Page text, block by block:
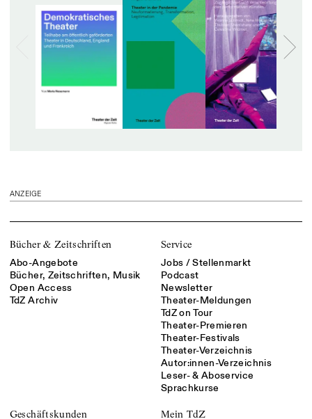
ANZEIGE
Bücher & Zeitschriften
Abo-Angebote
Bücher, Zeitschriften, Musik
Open Access
TdZ Archiv
Service
Jobs / Stellenmarkt
Podcast
Newsletter
Theater-Meldungen
TdZ on Tour
Theater-Premieren
Theater-Festivals
Theater-Verzeichnis
Autor:innen-Verzeichnis
Leser- & Aboservice
Sprachkurse
Geschäftskunden Mein TdZ